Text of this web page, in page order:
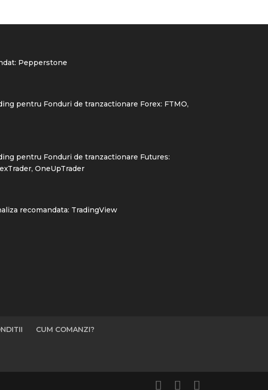
Pepperstone
pentru Fonduri de tranzactionare Forex: FTMO,
pentru Fonduri de tranzactionare Futures:
, OneUpTrader
recomandata: TradingView
CUM COMANZI?